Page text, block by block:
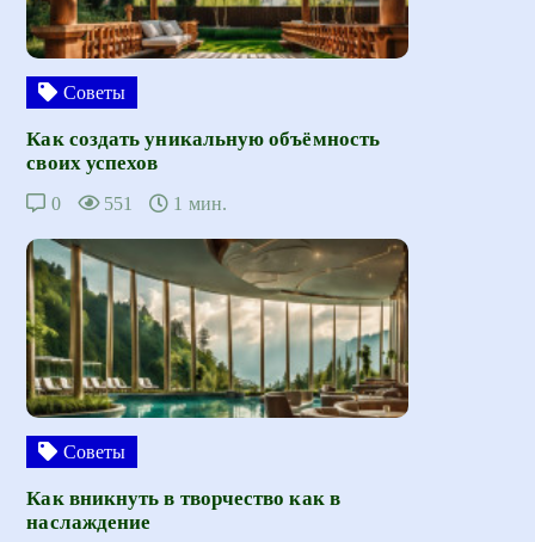
Советы
Как создать уникальную объёмность
своих успехов
0 551 1 мин.
Советы
Как вникнуть в творчество как в
наслаждение